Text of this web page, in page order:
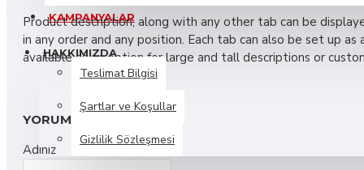
Chic D'or
Black Lace Dress
Eau de Parfum
Large Fashion Tote Bag
Large Wallet
KAMPANYALAR
HAKKIMIZDA
Teslimat Bilgisi
Şartlar ve Koşullar
Gizlilik Sözleşmesi
Product description, along with any other tab can be
in any order and any position. Each tab can also be set up
available as an option for large and tall descriptions or
YORUM YAP
Adınız